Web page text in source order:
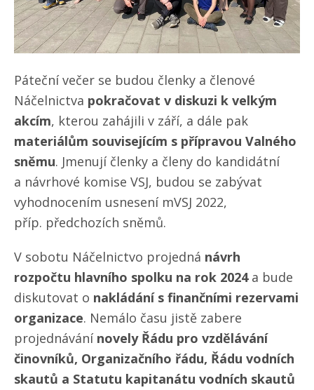
Páteční večer se budou členky a členové
Náčelnictva pokračovat v diskuzi k velkým
akcím, kterou zahájili v září, a dále pak
materiálům souvisejícím s přípravou Valného
sněmu. Jmenují členky a členy do kandidátní
a návrhové komise VSJ, budou se zabývat
vyhodnocením usnesení mVSJ 2022,
příp. předchozích sněmů.
V sobotu Náčelnictvo projedná návrh
rozpočtu hlavního spolku na rok 2024a bude
diskutovat o nakládání s finančními rezervami
organizace. Nemálo času jistě zabere
projednávání novely Řádu pro vzdělávání
činovníků, Organizačního řádu, Řádu vodních
skautů a Statutu kapitanátu vodních skautů